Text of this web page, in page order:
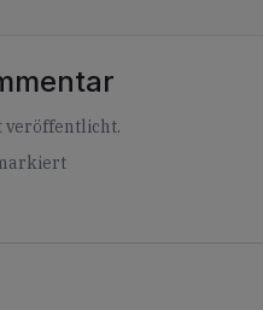
veröffentlicht.